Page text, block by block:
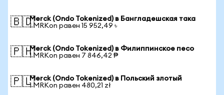
🇧🇩Merck (Ondo Tokenized) в Бангладешская така
1 MRKon равен 15 952,49 ৳
🇵🇭Merck (Ondo Tokenized) в Филиппинское песо
1 MRKon равен 7 846,42 ₱
🇵🇱Merck (Ondo Tokenized) в Польский злотый
1 MRKon равен 480,21 zł